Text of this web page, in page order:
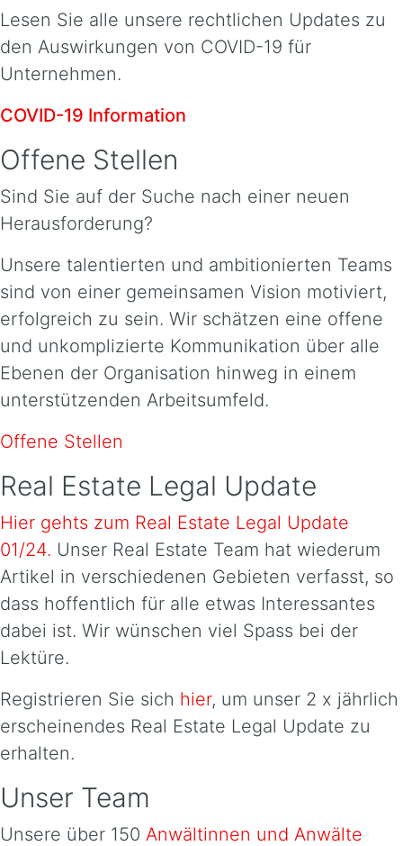
Lesen Sie alle unsere rechtlichen Updates zu
den Auswirkungen von COVID-19 für
Unternehmen.
COVID-19 Information
Offene Stellen
Sind Sie auf der Suche nach einer neuen
Herausforderung?
Unsere talentierten und ambitionierten Teams
sind von einer gemeinsamen Vision motiviert,
erfolgreich zu sein. Wir schätzen eine offene
und unkomplizierte Kommunikation über alle
Ebenen der Organisation hinweg in einem
unterstützenden Arbeitsumfeld.
Offene Stellen
Real Estate Legal Update
Hier gehts zum Real Estate Legal Update
01/24. Unser Real Estate Team hat wiederum
Artikel in verschiedenen Gebieten verfasst, so
dass hoffentlich für alle etwas Interessantes
dabei ist. Wir wünschen viel Spass bei der
Lektüre.
Registrieren Sie sich hier, um unser 2 x jährlich
erscheinendes Real Estate Legal Update zu
erhalten.
Unser Team
Unsere über 150 Anwältinnen und Anwälte